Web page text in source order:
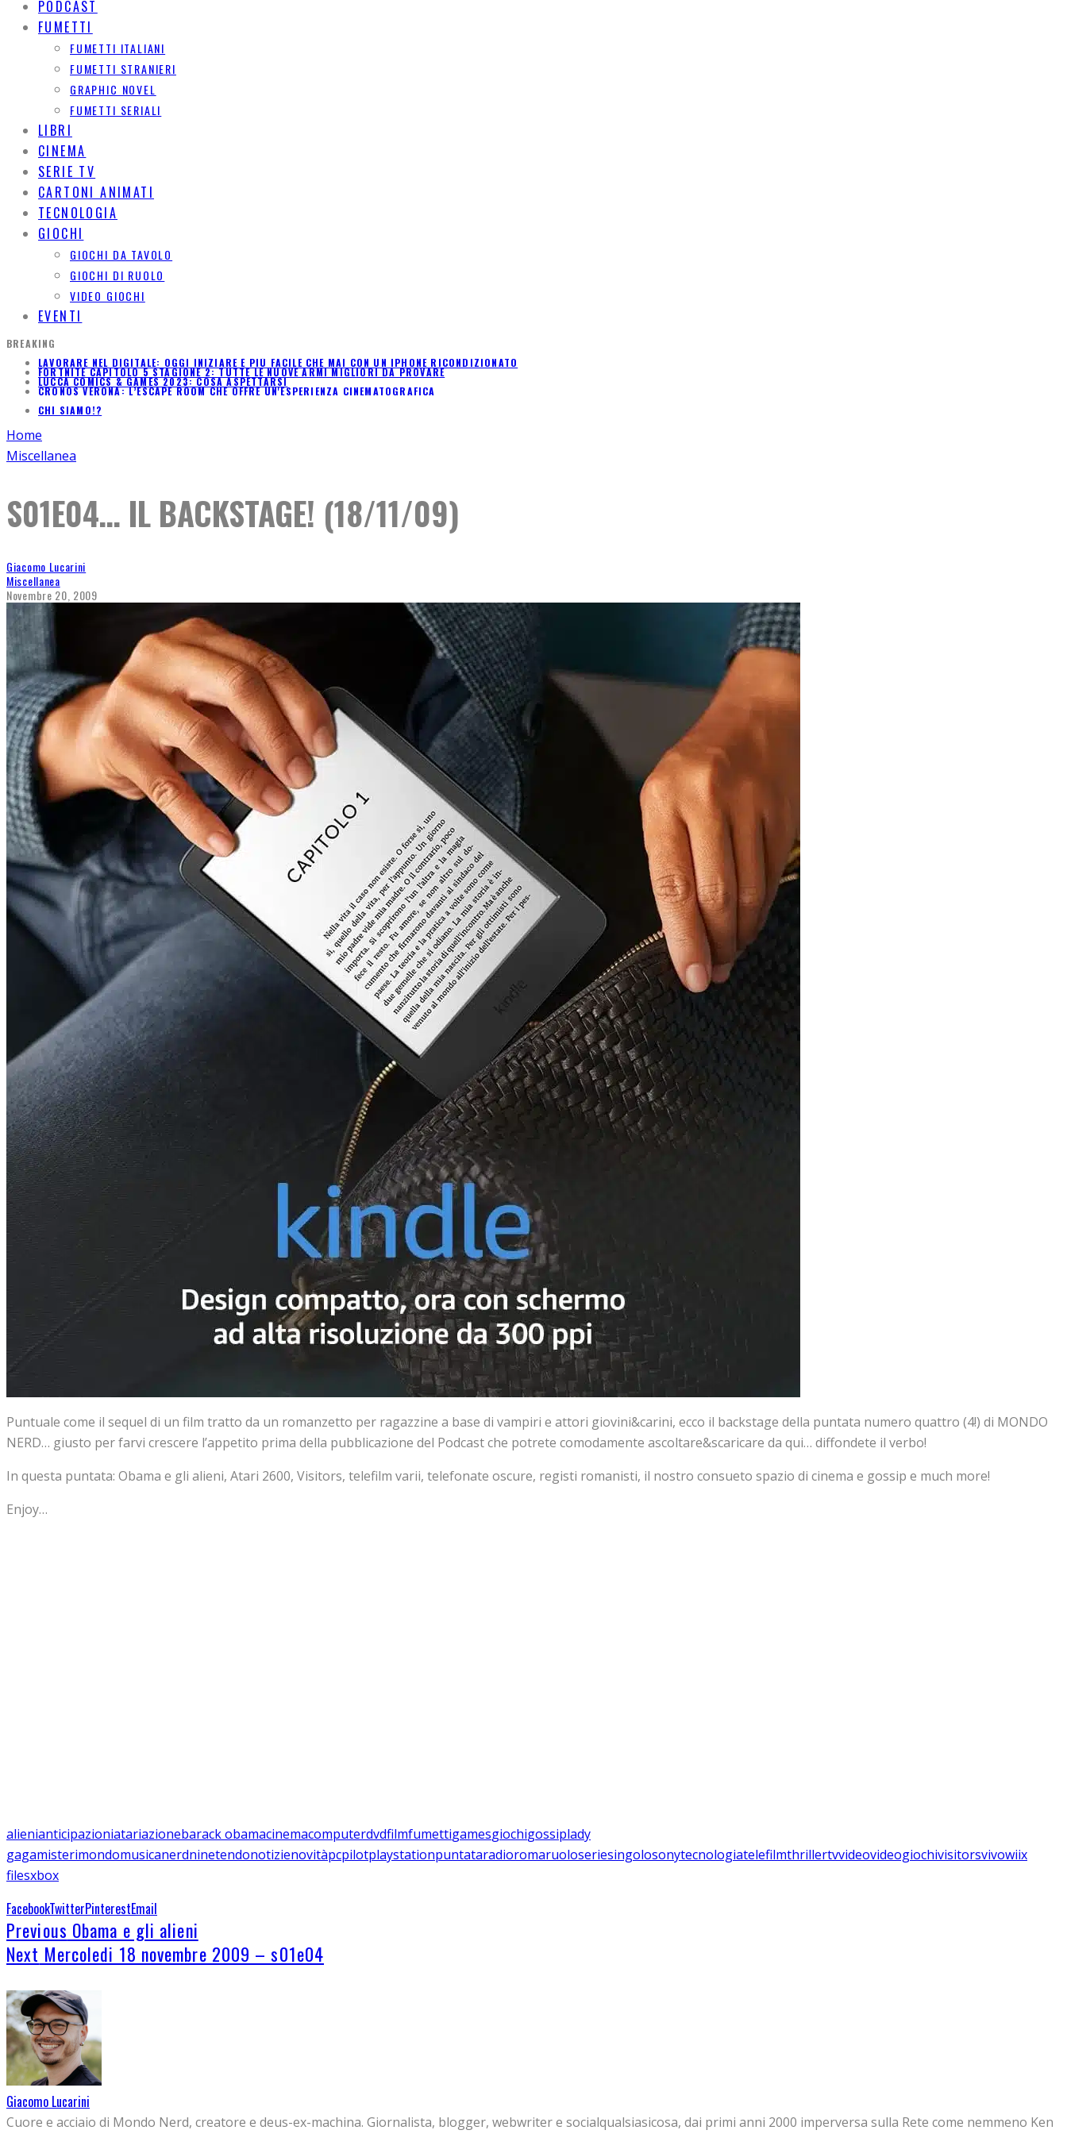
PODCAST
FUMETTI
FUMETTI ITALIANI
FUMETTI STRANIERI
GRAPHIC NOVEL
FUMETTI SERIALI
LIBRI
CINEMA
SERIE TV
CARTONI ANIMATI
TECNOLOGIA
GIOCHI
GIOCHI DA TAVOLO
GIOCHI DI RUOLO
VIDEO GIOCHI
EVENTI
BREAKING
LAVORARE NEL DIGITALE: OGGI INIZIARE È PIÙ FACILE CHE MAI CON UN IPHONE RICONDIZIONATO
FORTNITE CAPITOLO 5 STAGIONE 2: TUTTE LE NUOVE ARMI MIGLIORI DA PROVARE
LUCCA COMICS & GAMES 2023: COSA ASPETTARSI
CRONOS VERONA: L’ESCAPE ROOM CHE OFFRE UN'ESPERIENZA CINEMATOGRAFICA
CHI SIAMO!?
Home
Miscellanea
S01E04… IL BACKSTAGE! (18/11/09)
Giacomo Lucarini
Miscellanea
Novembre 20, 2009
Puntuale come il sequel di un film tratto da un romanzetto per ragazzine a base di vampiri e attori giovini&carini, ecco il backstage della puntata numero quattro (4!) di MONDO
NERD… giusto per farvi crescere l’appetito prima della pubblicazione del Podcast che potrete comodamente ascoltare&scaricare da qui… diffondete il verbo!
In questa puntata: Obama e gli alieni, Atari 2600, Visitors, telefilm varii, telefonate oscure, registi romanisti, il nostro consueto spazio di cinema e gossip e much more!
Enjoy…
alienianticipazioniatariazionebarack obamacinemacomputerdvdfilmfumettigamesgiochigossiplady
gagamisterimondomusicanerdninetendonotizienovitàpcpilotplaystationpuntataradioromaruoloseriesingolosonytecnologiatelefilmthrillertvvideovideogiochivisitorsvivowiix
filesxbox
FacebookTwitterPinterestEmail
Previous Obama e gli alieni
Next Mercoledi 18 novembre 2009 – s01e04
Giacomo Lucarini
Cuore e acciaio di Mondo Nerd, creatore e deus-ex-machina. Giornalista, blogger, webwriter e socialqualsiasicosa, dai primi anni 2000 imperversa sulla Rete come nemmeno Ken